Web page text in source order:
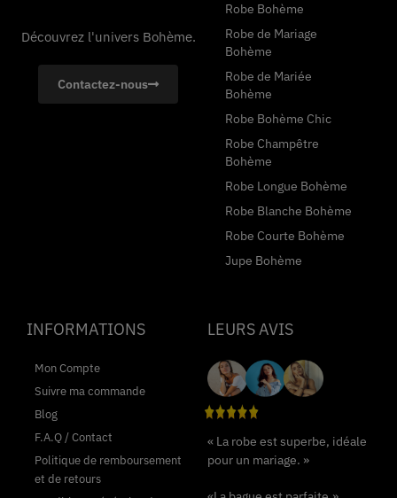
Découvrez l'univers Bohème.
Contactez-nous
Robe Bohème
Robe de Mariage
Bohème
Robe de Mariée
Bohème
Robe Bohème Chic
Robe Champêtre
Bohème
Robe Longue Bohème
Robe Blanche Bohème
Robe Courte Bohème
Jupe Bohème
INFORMATIONS
Mon Compte
Suivre ma commande
Blog
F.A.Q / Contact
Politique de remboursement
et de retours
LEURS AVIS
« La robe est superbe, idéale
pour un mariage. »